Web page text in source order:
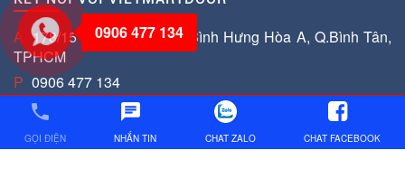
A 178/15 Lê Văn Quới, P. Bình Hưng Hòa A, Q.Bình Tân,
TPHCM
P 0906 477 134
vietmartdoor@gmail.com
W www.cuacuonvietmart.com
0906 477 134
phone
GỌI ĐIỆN
chat
NHẮN TIN CHAT ZALO CHAT FACEBOOK